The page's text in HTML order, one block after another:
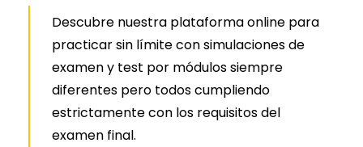
Descubre nuestra plataforma online para
practicar sin límite con simulaciones de
examen y test por módulos siempre
diferentes pero todos cumpliendo
estrictamente con los requisitos del
examen final.